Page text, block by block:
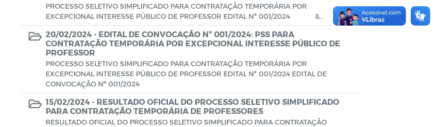
PROCESSO SELETIVO SIMPLIFICADO PARA CONTRATAÇÃO TEMPORÁRIA POR
EXCEPCIONAL INTERESSE PÚBLICO DE PROFESSOR EDITAL Nº 001/2024 &...
20/02/2024 - EDITAL DE CONVOCAÇÃO Nº 001/2024: PSS PARA
CONTRATAÇÃO TEMPORÁRIA POR EXCEPCIONAL INTERESSE PÚBLICO DE
PROFESSOR
PROCESSO SELETIVO SIMPLIFICADO PARA CONTRATAÇÃO TEMPORÁRIA POR
EXCEPCIONAL INTERESSE PÚBLICO DE PROFESSOR EDITAL Nº 001/2024 EDITAL DE
CONVOCAÇÃO Nº 001/2024
15/02/2024 - RESULTADO OFICIAL DO PROCESSO SELETIVO SIMPLIFICADO
PARA CONTRATAÇÃO TEMPORÁRIA DE PROFESSORES
RESULTADO OFICIAL DO PROCESSO SELETIVO SIMPLIFICADO PARA CONTRATAÇÃO